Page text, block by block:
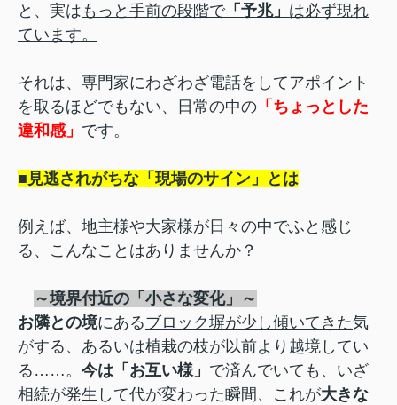
と、実は もっと手前の段階で「予兆」 は必ず現れ
ています。
それは、専門家にわざわざ電話をしてアポイント
を取るほどでもない、日常の中の 「ちょっとした
違和感」 です。
■見逃されがちな「現場のサイン」とは
例えば、地主様や大家様が日々の中でふと感じ
る、こんなことはありませんか？
～境界付近の「小さな変化」～
お隣との境にあるブロック塀が少し傾いてきた気
がする、あるいは植栽の枝が以前より越境 してい
る……。 今は「お互い様」 で済んでいても、いざ
相続が発生して代が変わった瞬間、これが大きな